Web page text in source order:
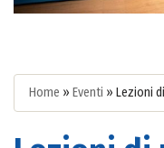
Home » Eventi » Lezioni